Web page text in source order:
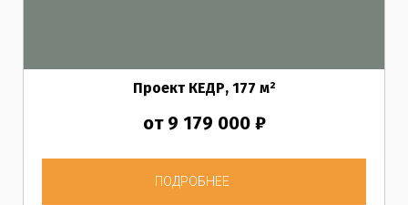
Проект КЕДР, 177 м²
от 9 179 000 ₽
ПОДРОБНЕЕ